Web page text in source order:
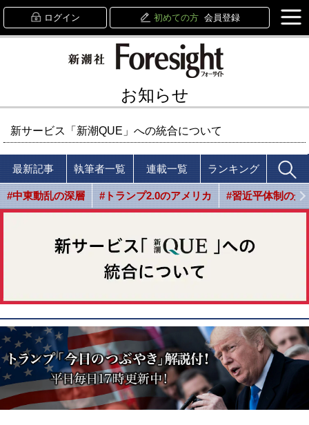
ログイン 初めての方 会員登録
お知らせ
新サービス「新潮QUE」への統合について
最新記事 執筆者一覧 連載一覧 ランキング
#中東動乱の深層 #トランプ2.0のアメリカ #習近平体制の光